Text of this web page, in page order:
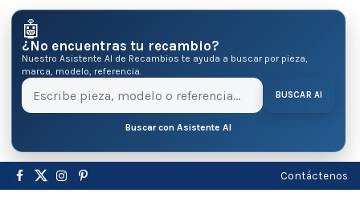
🤖
¿No encuentras tu recambio?
Nuestro Asistente AI de Recambios te ayuda a buscar por pieza,
marca, modelo, referencia.
BUSCAR AI
Buscar con Asistente AI
Contáctenos